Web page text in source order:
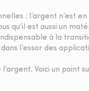
: l’argent n’est
qu’il est aussi un
à la
l’essor des
Voici un point